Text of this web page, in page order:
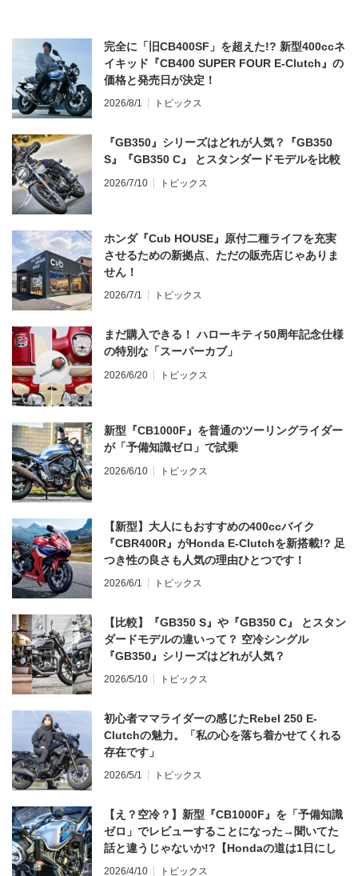
完全に「旧CB400SF」を超えた!? 新型400ccネ
イキッド『CB400 SUPER FOUR E-Clutch』の
価格と発売日が決定！
2026/8/1 トピックス
『GB350』シリーズはどれが人気？『GB350
S』『GB350 C』 とスタンダードモデルを比較
2026/7/10 トピックス
ホンダ『Cub HOUSE』原付二種ライフを充実
させるための新拠点、ただの販売店じゃありま
せん！
2026/7/1 トピックス
まだ購入できる！ ハローキティ50周年記念仕様
の特別な「スーパーカブ」
2026/6/20 トピックス
新型『CB1000F』を普通のツーリングライダー
が「予備知識ゼロ」で試乗
2026/6/10 トピックス
【新型】大人にもおすすめの400ccバイク
『CBR400R』がHonda E-Clutchを新搭載!? 足
つき性の良さも人気の理由ひとつです！
2026/6/1 トピックス
【比較】『GB350 S』や『GB350 C』 とスタン
ダードモデルの違いって？ 空冷シングル
『GB350』シリーズはどれが人気？
2026/5/10 トピックス
初心者ママライダーの感じたRebel 250 E-
Clutchの魅力。「私の心を落ち着かせてくれる
存在です」
2026/5/1 トピックス
【え？空冷？】新型『CB1000F』を「予備知識
ゼロ」でレビューすることになった→聞いてた
話と違うじゃないか!?【Hondaの道は1日にし
てならず／CB1000F ①第一印象 編】
2026/4/10 トピックス